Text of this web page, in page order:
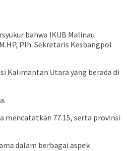
bahwa IKUB Malinau
Plh. Sekretaris Kesbangpol
Kalimantan Utara yang berada di
mencatatkan 77.15, serta provinsi
dalam berbagai aspek